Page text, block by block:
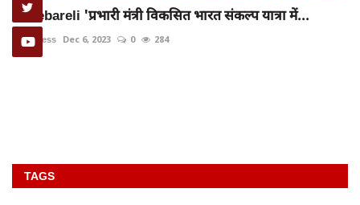
Raebareli 'प्रभारी मंत्री विकसित भारत संकल्प यात्रा में...
rexpress Dec 6, 2023 0 284
TAGS